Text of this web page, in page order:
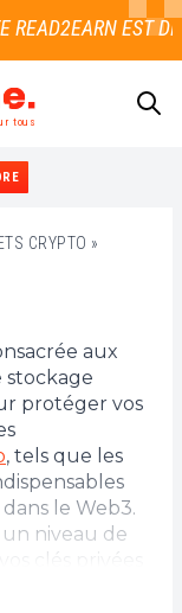
tous
CRYPTO »
aux
stockage
protéger vos
, tels que les
le Web3.
niveau de
clés privées